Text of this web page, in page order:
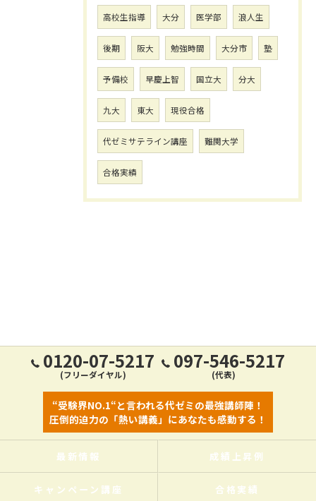
高校生指導 大分 医学部 浪人生
後期 阪大 勉強時間 大分市 塾
予備校 早慶上智 国立大 分大
九大 東大 現役合格
代ゼミサテライン講座 難関大学
合格実績
0120-07-5217
(フリーダイヤル)
097-546-5217
(代表)
“受験界NO.1“と言われる代ゼミの最強講師陣！
圧倒的迫力の「熱い講義」にあなたも感動する！
最新情報 成績上昇例
キャンペーン講座 合格実績